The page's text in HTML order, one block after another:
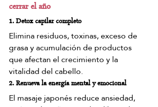
cerrar el año
1. Detox capilar completo
Elimina residuos, toxinas, exceso de
grasa y acumulación de productos
que afectan el crecimiento y la
vitalidad del cabello.
2. Renueva la energía mental y emocional
El masaje japonés reduce ansiedad,